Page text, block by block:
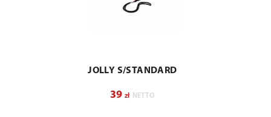
JOLLY S/STANDARD
39 zł NETTO